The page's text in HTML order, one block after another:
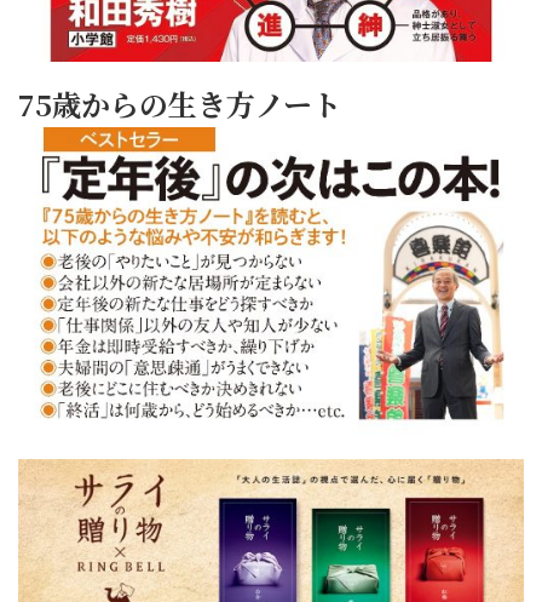
75歳からの生き方ノート